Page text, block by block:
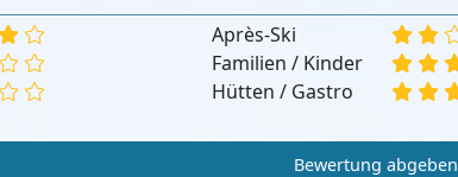
Après-Ski
Familien / Kinder
Hütten / Gastro
Bewertung abgeben